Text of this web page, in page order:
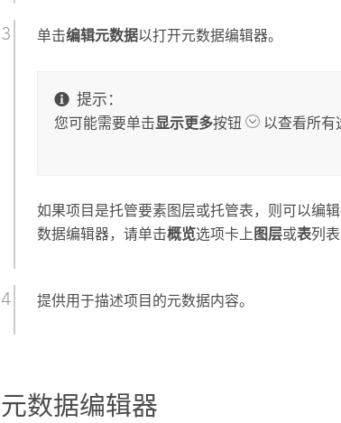
单击编辑元数据以打开元数据编辑器。
提示：
您可能需要单击显示更多按钮 以查看所有
如果项目是托管要素图层或托管表，则可以编
数据编辑器，请单击概览选项卡上 图层或表列
提供用于描述项目的元数据内容。
元数据编辑器